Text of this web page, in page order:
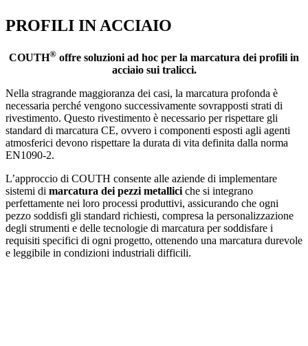
PROFILI IN ACCIAIO
COUTH® offre soluzioni ad hoc per la marcatura dei profili in
acciaio sui tralicci.
Nella stragrande maggioranza dei casi, la marcatura profonda è
necessaria perché vengono successivamente sovrapposti strati di
rivestimento. Questo rivestimento è necessario per rispettare gli
standard di marcatura CE, ovvero i componenti esposti agli agenti
atmosferici devono rispettare la durata di vita definita dalla norma
EN1090-2.
L’approccio di COUTH consente alle aziende di implementare
sistemi di marcatura dei pezzi metallici che si integrano
perfettamente nei loro processi produttivi, assicurando che ogni
pezzo soddisfi gli standard richiesti, compresa la personalizzazione
degli strumenti e delle tecnologie di marcatura per soddisfare i
requisiti specifici di ogni progetto, ottenendo una marcatura durevole
e leggibile in condizioni industriali difficili.